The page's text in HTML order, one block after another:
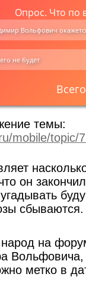
Опрос. Что по
Вольфович
не будет
темы:
mobile/topic/
он
угадывать
сбываются.
на
Вольфовича,
метко в